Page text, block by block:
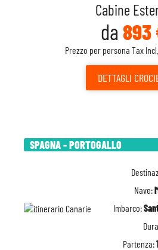
Cabine
da 893
Prezzo per persona Tax
DETTAGLI
SPAGNA - PORTOGALLO
Nave:
Imbarco:
Partenza: